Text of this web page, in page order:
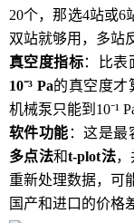
20个，那选4站或6
双站就够用，多站
真空度指标：比表
10⁻³ Pa的真空度才
机械泵只能到10⁻¹
软件功能 ：这是
多点法和t-plot法
重新处理数据，可
国产和进口的价格